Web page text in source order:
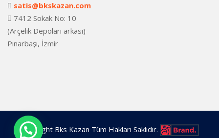
satis@bkskazan.com
7412 Sokak No: 10
(Arçelik Depoları arkası)
Pınarbaşı, İzmir
Copyright Bks Kazan Tüm Hakları Saklıdır.